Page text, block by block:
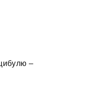
–